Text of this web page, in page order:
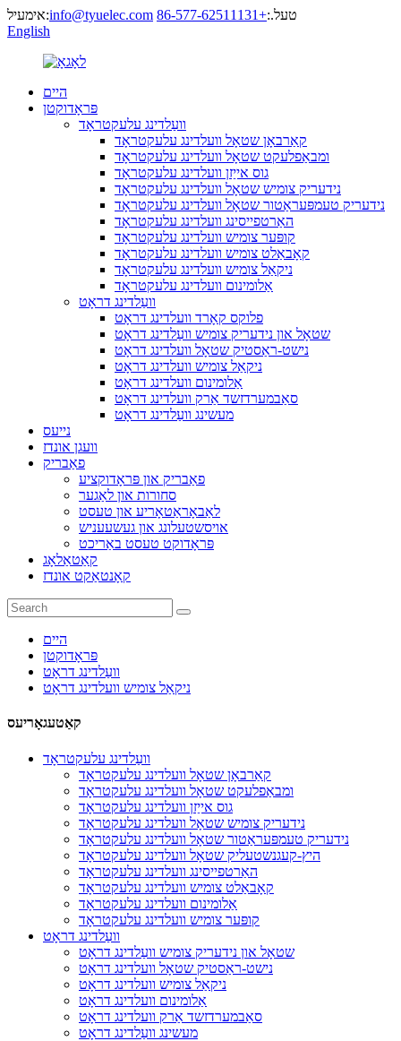
אימעיל:info@tyuelec.com טעל.:+86-577-62511131
English
היים
פּראָדוקטן
וועַלדינג עלעקטראָד
קאַרבאָן שטאָל וועלדינג עלעקטראָד
ומבאַפלעקט שטאָל וועלדינג עלעקטראָד
גוס אייַזן וועלדינג עלעקטראָד
נידעריק צומיש שטאָל וועלדינג עלעקטראָד
נידעריק טעמפּעראַטור שטאָל וועלדינג עלעקטראָד
האַרטפייסינג וועלדינג עלעקטראָד
קופּער צומיש וועלדינג עלעקטראָד
קאָבאַלט צומיש וועלדינג עלעקטראָד
ניקאַל צומיש וועלדינג עלעקטראָד
אַלומינום וועלדינג עלעקטראָד
וועַלדינג דראָט
פלוקס קאָרד וועלדינג דראָט
שטאָל און נידעריק צומיש וועַלדינג דראָט
נישט-ראַסטיק שטאָל וועלדינג דראָט
ניקאַל צומיש וועלדינג דראָט
אַלומינום וועלדינג דראָט
סאַבמערדזשד אַרק וועלדינג דראָט
מעשינג וועַלדינג דראָט
נייעס
וועגן אונדז
פאַבריק
פאַבריק און פּראָדוקציע
סחורות און לאַגער
לאַבאָראַטאָריע און טעסט
אויסשטעלונג און געשעעניש
פּראָדוקט טעסט באַריכט
קאַטאַלאָג
קאָנטאַקט אונדז
היים
פּראָדוקטן
וועַלדינג דראָט
ניקאַל צומיש וועלדינג דראָט
קאַטעגאָריעס
וועַלדינג עלעקטראָד
קאַרבאָן שטאָל וועלדינג עלעקטראָד
ומבאַפלעקט שטאָל וועלדינג עלעקטראָד
גוס אייַזן וועלדינג עלעקטראָד
נידעריק צומיש שטאָל וועלדינג עלעקטראָד
נידעריק טעמפּעראַטור שטאָל וועלדינג עלעקטראָד
היץ-קעגנשטעליק שטאָל וועלדינג עלעקטראָד
האַרטפייסינג וועלדינג עלעקטראָד
קאָבאַלט צומיש וועלדינג עלעקטראָד
אַלומינום וועלדינג עלעקטראָד
קופּער צומיש וועלדינג עלעקטראָד
וועַלדינג דראָט
שטאָל און נידעריק צומיש וועַלדינג דראָט
נישט-ראַסטיק שטאָל וועלדינג דראָט
ניקאַל צומיש וועלדינג דראָט
אַלומינום וועלדינג דראָט
סאַבמערדזשד אַרק וועלדינג דראָט
מעשינג וועַלדינג דראָט